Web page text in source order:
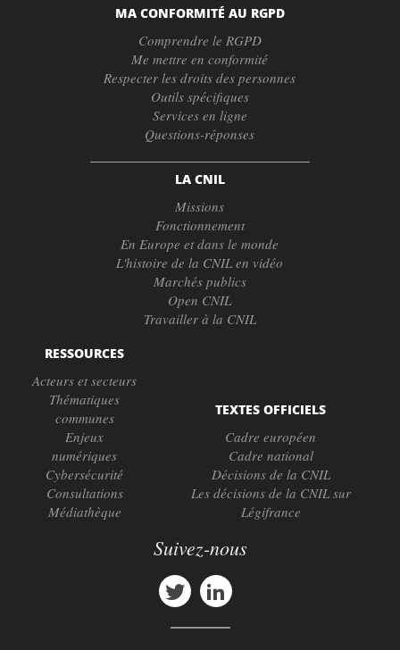
MA CONFORMITÉ AU RGPD
Comprendre le RGPD
Me mettre en conformité
Respecter les droits des personnes
Outils spécifiques
Services en ligne
Questions-réponses
LA CNIL
Missions
Fonctionnement
En Europe et dans le monde
L'histoire de la CNIL en vidéo
Marchés publics
Open CNIL
Travailler à la CNIL
RESSOURCES
Acteurs et secteurs
Thématiques
communes
Enjeux
numériques
Cybersécurité
Consultations
Médiathèque
TEXTES OFFICIELS
Cadre européen
Cadre national
Décisions de la CNIL
Les décisions de la CNIL sur
Légifrance
Suivez-nous